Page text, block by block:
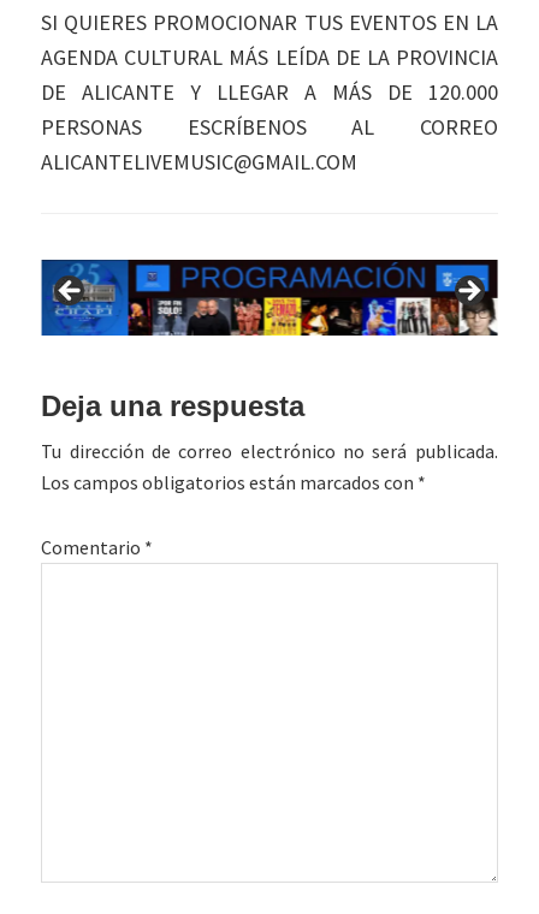
SI QUIERES PROMOCIONAR TUS EVENTOS EN LA
AGENDA CULTURAL MÁS LEÍDA DE LA PROVINCIA
DE ALICANTE Y LLEGAR A MÁS DE 120.000
PERSONAS ESCRÍBENOS AL CORREO
ALICANTELIVEMUSIC@GMAIL.COM
Interacciones
con
los
Deja una respuesta
Tu dirección de correo electrónico no será publicada.
Los campos obligatorios están marcados con *
Comentario *